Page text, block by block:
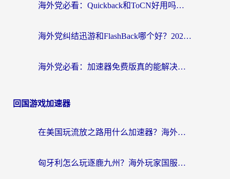
海外党必看：Quickback和ToCN好用吗？3分钟选对回国加速器的实用指南
海外党纠结迅游和FlashBack哪个好？2026实用指南教你选对回国加速器
海外党必看：加速器免费版真的能解决回国访问难题吗？附实用选择指南
回国游戏加速器
在美国玩流放之路用什么加速器？海外党国服游戏不卡顿的终极攻略
匈牙利怎么玩逐鹿九州？海外玩家国服游戏加速器终极指南（附永劫无间荣耀新三国解决方案）